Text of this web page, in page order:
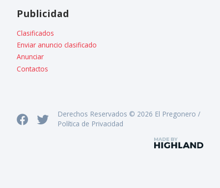
Publicidad
Clasificados
Enviar anuncio clasificado
Anunciar
Contactos
Derechos Reservados © 2026 El Pregonero /
Política de Privacidad